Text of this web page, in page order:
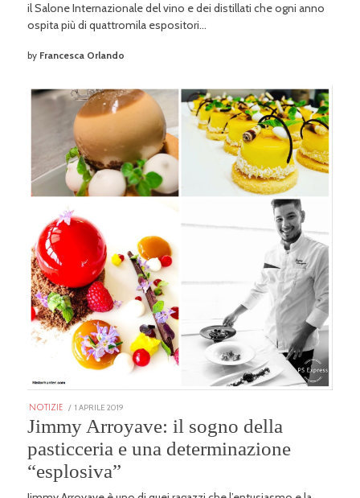
il Salone Internazionale del vino e dei distillati che ogni anno
ospita più di quattromila espositori…
by Francesca Orlando
NOTIZIE
POSTED
1 APRILE 2019
2026
Jimmy Arroyave: il sogno della
pasticceria e una determinazione
“esplosiva”